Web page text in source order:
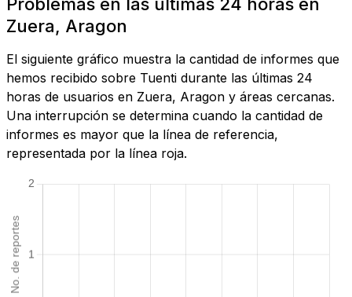
Problemas en las últimas 24 horas en
Zuera, Aragon
El siguiente gráfico muestra la cantidad de informes que
hemos recibido sobre Tuenti durante las últimas 24
horas de usuarios en Zuera, Aragon y áreas cercanas.
Una interrupción se determina cuando la cantidad de
informes es mayor que la línea de referencia,
representada por la línea roja.